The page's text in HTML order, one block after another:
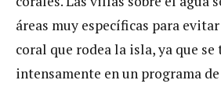
áreas muy específicas para
coral que rodea la isla, ya que se
intensamente en un programa